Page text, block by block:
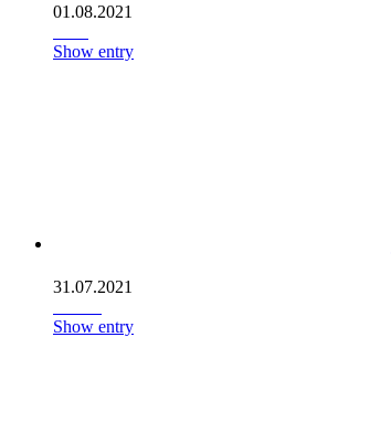
01.08.2021
Show entry
31.07.2021
Show entry